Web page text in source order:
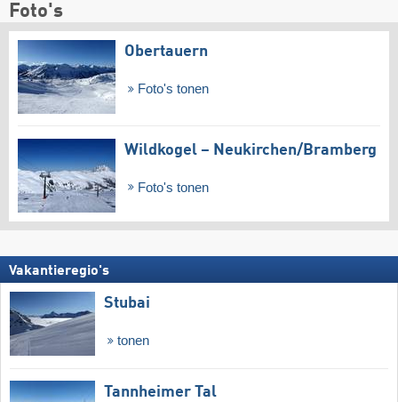
Foto's
Obertauern
Foto's tonen
Wildkogel – Neukirchen/​Bramberg
Foto's tonen
Vakantieregio's
Stubai
tonen
Tannheimer Tal